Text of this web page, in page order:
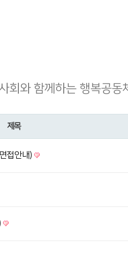
회와 함께하는 행복공동
제목
접안내)